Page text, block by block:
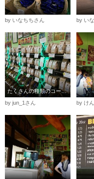
by いなちちさん by い
たくさんの種類のコーヒーがあります
by jun_1さん
by け